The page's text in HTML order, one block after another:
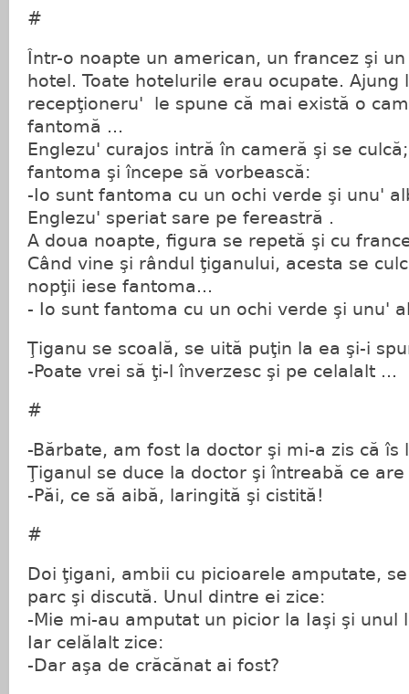
#
Într-o noapte un american, un francez şi
hotel. Toate hotelurile erau ocupate. Ajung
recepţioneru' le spune că mai există o
fantomă ...
Englezu' curajos intră în cameră şi se
fantoma şi începe să vorbească:
-Io sunt fantoma cu un ochi verde şi unu'
Englezu' speriat sare pe fereastră .
A doua noapte, figura se repetă şi cu
Când vine şi rândul ţiganului, acesta se
nopţii iese fantoma...
- Io sunt fantoma cu un ochi verde şi unu'
Ţiganu se scoală, se uită puţin la ea şi-i
-Poate vrei să ţi-l înverzesc şi pe celalalt ...
#
-Bărbate, am fost la doctor şi mi-a zis că
Ţiganul se duce la doctor şi întreabă ce
-Păi, ce să aibă, laringită şi cistită!
#
Doi ţigani, ambii cu picioarele amputate,
parc şi discută. Unul dintre ei zice:
-Mie mi-au amputat un picior la Iaşi şi unul
Iar celălalt zice:
-Dar aşa de crăcănat ai fost?